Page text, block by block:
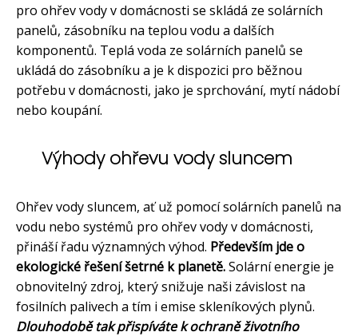
pro ohřev vody v domácnosti se skládá ze solárních
panelů, zásobníku na teplou vodu a dalších
komponentů. Teplá voda ze solárních panelů se
ukládá do zásobníku a je k dispozici pro běžnou
potřebu v domácnosti, jako je sprchování, mytí nádobí
nebo koupání.
Výhody ohřevu vody sluncem
Ohřev vody sluncem, ať už pomocí solárních panelů na
vodu nebo systémů pro ohřev vody v domácnosti,
přináší řadu významných výhod. Především jde o
ekologické řešení šetrné k planetě.Solární energie je
obnovitelný zdroj, který snižuje naši závislost na
fosilních palivech a tím i emise skleníkových plynů.
Dlouhodobě tak přispíváte k ochraně životního